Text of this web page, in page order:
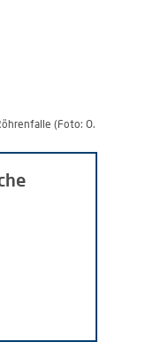
(Foto: O. Hauck,